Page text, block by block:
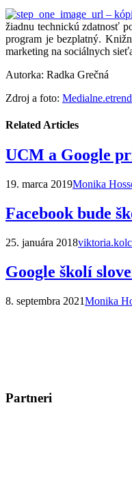
žiadnu technickú zdatnosť
program je bezplatný.
marketing na sociálnych
Autorka: Radka Grečná
Zdroj a foto:
Related Articles
UCM a Google
19. marca 2019Monika
Facebook bude
25. januára 2018
Google školí
8. septembra 2021Monika
Partneri